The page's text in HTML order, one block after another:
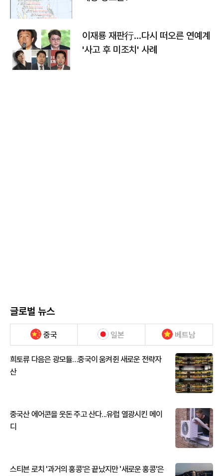
이재룡 재판行…다시 떠오른 연예계
'사고 후 미조치' 사례
글로벌 뉴스
중국 일본 베트남
희토류 다음은 광모듈…중국이 움켜쥔 새로운 전략자
산
중국산 에어콘을 웃돈 주고 산다...유럽 열광시킨 메이
디
스티븐 로치 '과거의 홍콩'은 끝났지만 '새로운 홍콩'은